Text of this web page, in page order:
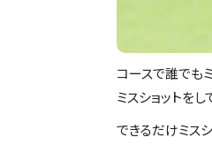
コースで誰でも
ミスショットを
できるだけミス